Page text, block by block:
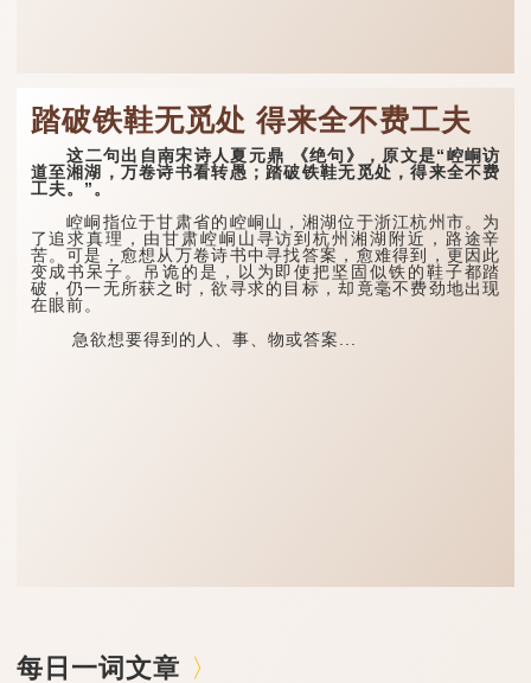
踏破铁鞋无觅处 得来全不费工夫
这二句出自南宋诗人夏元鼎 《绝句》，原文是“崆峒访
道至湘湖，万卷诗书看转愚；踏破铁鞋无觅处，得来全不费
工夫。”。
崆峒指位于甘肃省的崆峒山，湘湖位于浙江杭州市。为
了追求真理，由甘肃崆峒山寻访到杭州湘湖附近，路途辛
苦。可是，愈想从万卷诗书中寻找答案，愈难得到，更因此
变成书呆子。吊诡的是，以为即使把坚固似铁的鞋子都踏
破，仍一无所获之时，欲寻求的目标，却竟毫不费劲地出现
在眼前。
急欲想要得到的人、事、物或答案...
每日一词文章